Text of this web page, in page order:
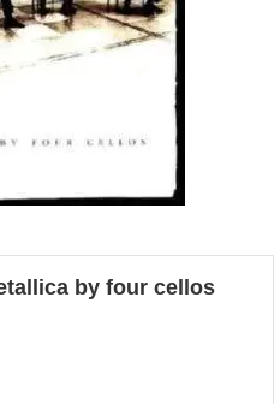
by four cellos